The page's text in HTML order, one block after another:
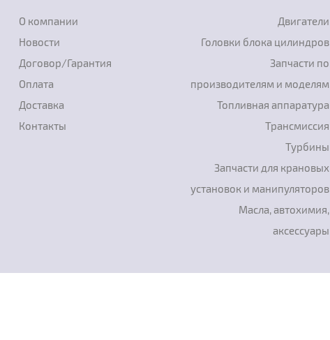
О компании
Новости
Договор/Гарантия
Оплата
Доставка
Контакты
Двигатели
Головки блока цилиндров
Запчасти по
производителям и моделям
Топливная аппаратура
Трансмиссия
Турбины
Запчасти для крановых
установок и манипуляторов
Масла, автохимия,
аксессуары